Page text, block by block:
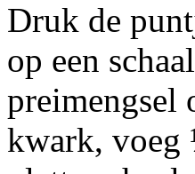
Druk de
op een
preimengsel
kwark, voeg